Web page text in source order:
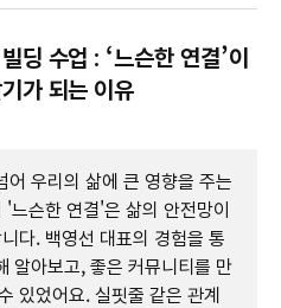
딩 수업 : ‘느슨한 연결’이
가 되는 이유
어 우리의 삶에 큰 영향을 주는
느슨한 연결'은 삶의 안전망이
다. 백영선 대표의 경험을 통
알아보고, 좋은 커뮤니티를 만
있었어요. 실핏줄 같은 관계